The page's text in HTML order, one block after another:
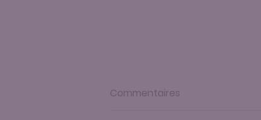
Commentaires